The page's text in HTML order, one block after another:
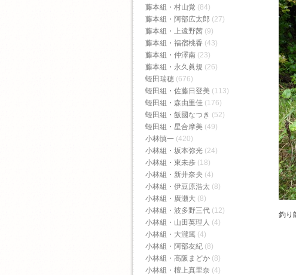
釣り
藤本組・村山覚 (84)
藤本組・阿部広太郎 (27)
藤本組・上遠野茜 (9)
藤本組・福宿桃香‬ (43)
藤本組・仲澤南 (23)
藤本組・永久眞規 (26)
蛭田瑞穂 (676)
蛭田組・佐藤日登美 (113)
蛭田組・森由里佳 (176)
蛭田組・飯國なつき (52)
蛭田組・星合摩美 (49)
小林慎一 (420)
小林組・坂本弥光 (24)
小林組・東未歩 (18)
小林組・新井奈央 (4)
小林組・伊豆原浩太 (8)
小林組・廣瀬大 (8)
小林組・波多野三代 (12)
小林組・山田英理人 (4)
小林組・大瀧篤 (4)
小林組・阿部友紀 (8)
小林組・高阪まどか (8)
小林組・檀上真里奈 (4)